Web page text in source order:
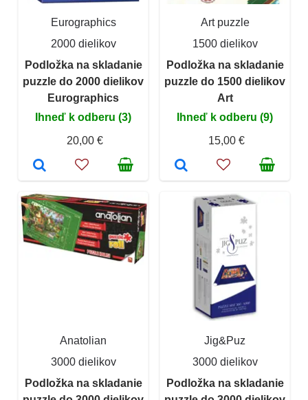
Eurographics
2000 dielikov
Podložka na skladanie
puzzle do 2000 dielikov
Eurographics
Ihneď k odberu (3)
20,00 €
Art puzzle
1500 dielikov
Podložka na skladanie
puzzle do 1500 dielikov
Art
Ihneď k odberu (9)
15,00 €
Anatolian
3000 dielikov
Podložka na skladanie
Jig&Puz
3000 dielikov
Podložka na skladanie